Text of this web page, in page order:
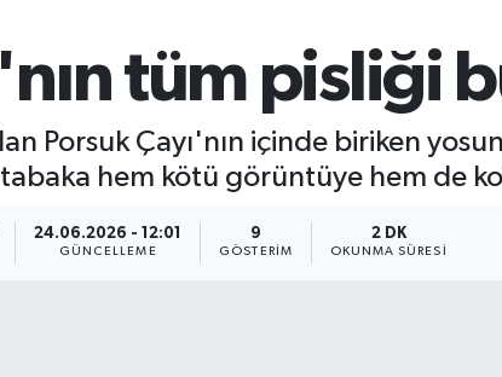
tüm pisliği
Porsuk Çayı'nın içinde biriken
hem kötü görüntüye hem de
24.06.2026 - 12:01
GÜNCELLEME
9
GÖSTERIM
2 DK
OKUNMA SÜRESI